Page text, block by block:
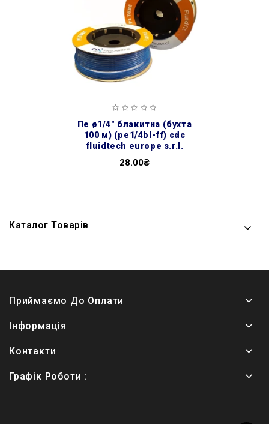
пе ø1/4″ блакитна (бухта
100 м) (pe1/4bl-ff) cdc
fluidtech europe s.r.l.
28.00₴
Каталог Товарів
Приймаємо До Оплати
Інформація
Контакти
Графік Роботи :